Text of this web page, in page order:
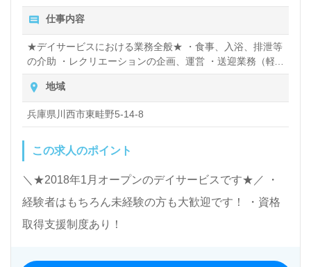
仕事内容
★デイサービスにおける業務全般★ ・食事、入浴、排泄等
の介助 ・レクリエーションの企画、運営 ・送迎業務（軽
自動車）※運転可能な方のみ
地域
兵庫県川西市東畦野5-14-8
この求人のポイント
＼★2018年1月オープンのデイサービスです★／ ・
経験者はもちろん未経験の方も大歓迎です！ ・資格
取得支援制度あり！